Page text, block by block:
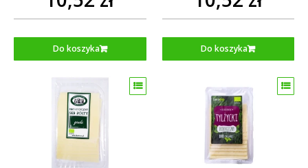
Do koszyka Do koszyka